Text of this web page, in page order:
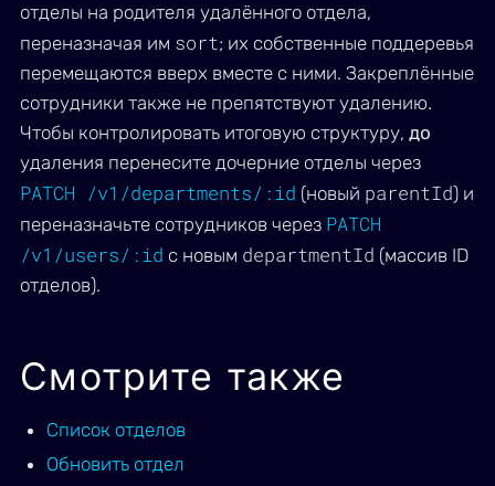
отделы на родителя удалённого отдела,
переназначая им sort; их собственные поддеревья
перемещаются вверх вместе с ними. Закреплённые
сотрудники также не препятствуют удалению.
Чтобы контролировать итоговую структуру, до
удаления перенесите дочерние отделы через
PATCH /v1/departments/:id (новый parentId) и
переназначьте сотрудников через PATCH
/v1/users/:id с новым departmentId (массив ID
отделов).
Смотрите также
Список отделов
Обновить отдел